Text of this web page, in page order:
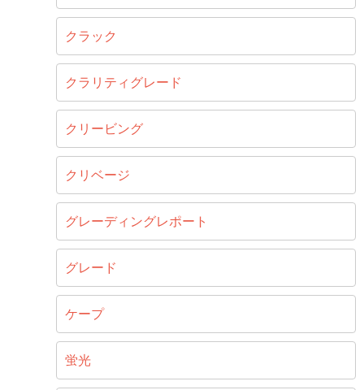
クラック
クラリティグレード
クリービング
クリベージ
グレーディングレポート
グレード
ケープ
蛍光